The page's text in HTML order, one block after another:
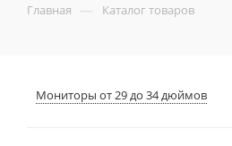
Главная — Каталог товаров
Мониторы от 29 до 34 дюймов